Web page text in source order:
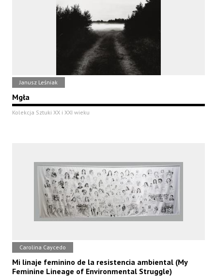
Janusz Leśniak
Mgła
Kolekcja Sztuki XX i XXI wieku
Carolina Caycedo
Mi linaje feminino de la resistencia ambiental (My
Feminine Lineage of Environmental Struggle)